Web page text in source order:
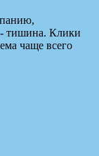
- тишина. Клики
чаще всего